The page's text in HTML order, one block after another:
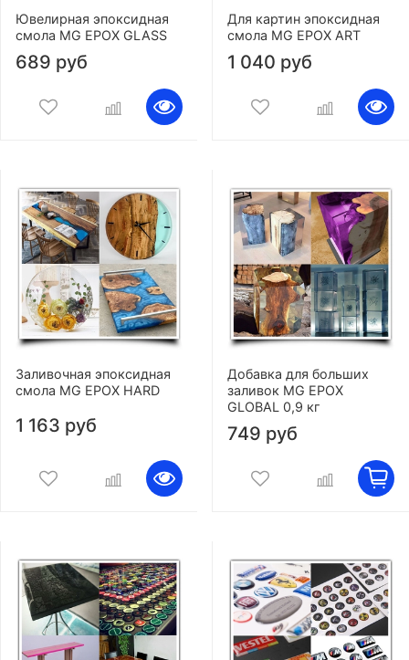
Ювелирная эпоксидная
смола MG EPOX GLASS
689 руб
Для картин эпоксидная
смола MG EPOX ART
1 040 руб
Заливочная эпоксидная
смола MG EPOX HARD
1 163 руб
Добавка для больших
заливок MG EPOX
GLOBAL 0,9 кг
749 руб